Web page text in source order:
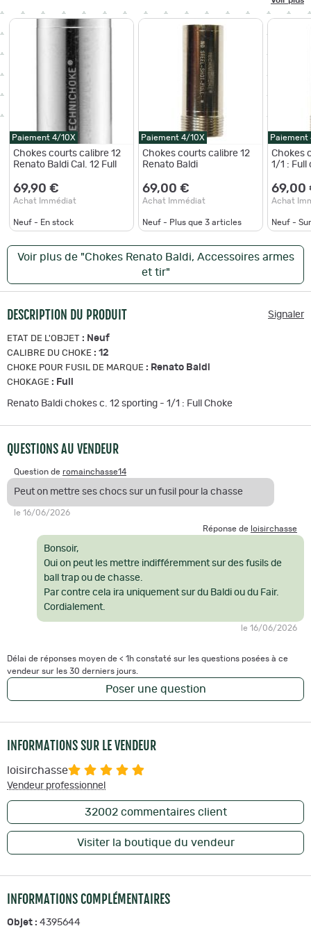
Paiement 4/10X
Chokes courts calibre 12
Renato Baldi Cal. 12 Full
69,90 €
Achat Immédiat
Neuf - En stock
Paiement 4/10X
Chokes courts calibre 12
Renato Baldi
69,00 €
Achat Immédiat
Neuf - Plus que 3 articles
Paiement
Chokes
1/1 : Full
69,00
Achat
Neuf -
Voir plus de "Chokes Renato Baldi, Accessoires armes
et tir"
DESCRIPTION DU PRODUIT Signaler
ETAT DE L'OBJET : Neuf
CALIBRE DU CHOKE : 12
CHOKE POUR FUSIL DE MARQUE : Renato Baldi
CHOKAGE : Full
Renato Baldi chokes c. 12 sporting - 1/1 : Full Choke
QUESTIONS AU VENDEUR
Question de romainchasse14
Peut on mettre ses chocs sur un fusil pour la chasse
le 16/06/2026
Réponse de loisirchasse
Bonsoir,
Oui on peut les mettre indifféremment sur des fusils de
ball trap ou de chasse.
Par contre cela ira uniquement sur du Baldi ou du Fair.
Cordialement.
le 16/06/2026
Délai de réponses moyen de < 1h constaté sur les questions posées à ce
vendeur sur les 30 derniers jours.
Poser une question
INFORMATIONS SUR LE VENDEUR
loisirchasse
Vendeur professionnel
32002commentaires client
Visiter la boutique du vendeur
INFORMATIONS COMPLÉMENTAIRES
Objet : 4395644